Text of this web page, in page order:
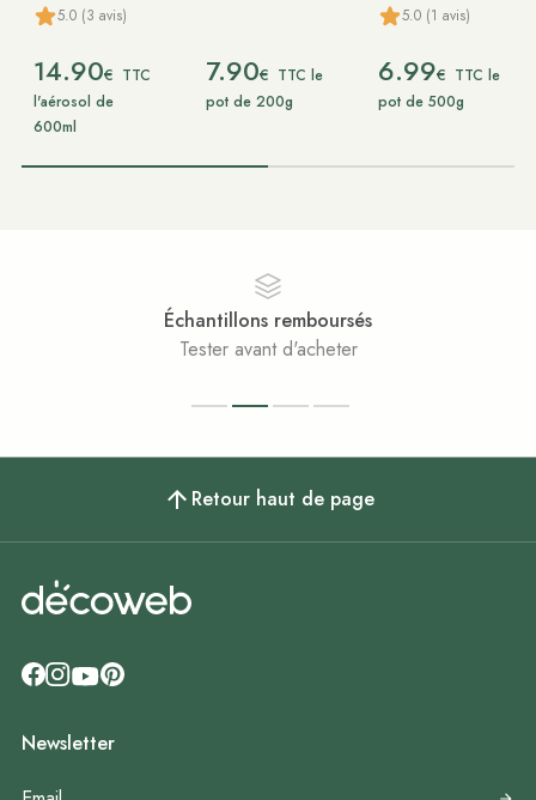
5.0 (3 avis)
14.90€ TTC
l'aérosol de
600ml
7.90€ TTC le
pot de 200g
5.0 (1 avis)
6.99€ TTC le
pot de 500g
Échantillons remboursés
Tester avant d'acheter
Retour haut de page
Newsletter